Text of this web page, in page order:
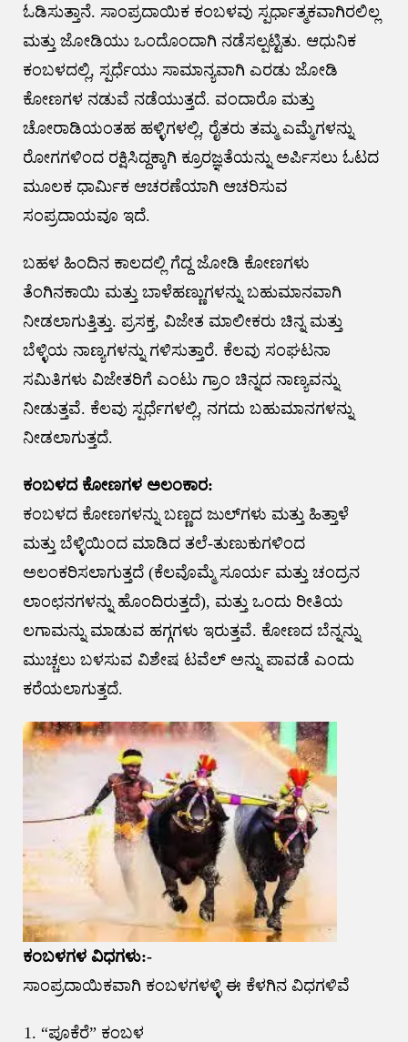
ಓಡಿಸುತ್ತಾನೆ. ಸಾಂಪ್ರದಾಯಿಕ ಕಂಬಳವು ಸ್ಪರ್ಧಾತ್ಮಕವಾಗಿರಲಿಲ್ಲ
ಮತ್ತು ಜೋಡಿಯು ಒಂದೊಂದಾಗಿ ನಡೆಸಲ್ಪಟ್ಟಿತು. ಆಧುನಿಕ
ಕಂಬಳದಲ್ಲಿ, ಸ್ಪರ್ಧೆಯು ಸಾಮಾನ್ಯವಾಗಿ ಎರಡು ಜೋಡಿ
ಕೋಣಗಳ ನಡುವೆ ನಡೆಯುತ್ತದೆ. ವಂದಾರೊ ಮತ್ತು
ಚೋರಾಡಿಯಂತಹ ಹಳ್ಳಿಗಳಲ್ಲಿ, ರೈತರು ತಮ್ಮ ಎಮ್ಮೆಗಳನ್ನು
ರೋಗಗಳಿಂದ ರಕ್ಷಿಸಿದ್ದಕ್ಕಾಗಿ ಕ್ರೂರಜ್ಞತೆಯನ್ನು ಅರ್ಪಿಸಲು ಓಟದ
ಮೂಲಕ ಧಾರ್ಮಿಕ ಆಚರಣೆಯಾಗಿ ಆಚರಿಸುವ
ಸಂಪ್ರದಾಯವೂ ಇದೆ.
ಬಹಳ ಹಿಂದಿನ ಕಾಲದಲ್ಲಿ ಗೆದ್ದ ಜೋಡಿ ಕೋಣಗಳು
ತೆಂಗಿನಕಾಯಿ ಮತ್ತು ಬಾಳೆಹಣ್ಣುಗಳನ್ನು ಬಹುಮಾನವಾಗಿ
ನೀಡಲಾಗುತ್ತಿತ್ತು. ಪ್ರಸಕ್ತ, ವಿಜೇತ ಮಾಲೀಕರು ಚಿನ್ನ ಮತ್ತು
ಬೆಳ್ಳಿಯ ನಾಣ್ಯಗಳನ್ನು ಗಳಿಸುತ್ತಾರೆ. ಕೆಲವು ಸಂಘಟನಾ
ಸಮಿತಿಗಳು ವಿಜೇತರಿಗೆ ಎಂಟು ಗ್ರಾಂ ಚಿನ್ನದ ನಾಣ್ಯವನ್ನು
ನೀಡುತ್ತವೆ. ಕೆಲವು ಸ್ಪರ್ಧೆಗಳಲ್ಲಿ, ನಗದು ಬಹುಮಾನಗಳನ್ನು
ನೀಡಲಾಗುತ್ತದೆ.
ಕಂಬಳದ ಕೋಣಗಳ ಅಲಂಕಾರ:
ಕಂಬಳದ ಕೋಣಗಳನ್ನು ಬಣ್ಣದ ಜುಲ್‌ಗಳು ಮತ್ತು ಹಿತ್ತಾಳೆ
ಮತ್ತು ಬೆಳ್ಳಿಯಿಂದ ಮಾಡಿದ ತಲೆ-ತುಣುಕುಗಳಿಂದ
ಅಲಂಕರಿಸಲಾಗುತ್ತದೆ (ಕೆಲವೊಮ್ಮೆ ಸೂರ್ಯ ಮತ್ತು ಚಂದ್ರನ
ಲಾಂಛನಗಳನ್ನು ಹೊಂದಿರುತ್ತದೆ), ಮತ್ತು ಒಂದು ರೀತಿಯ
ಲಗಾಮನ್ನು ಮಾಡುವ ಹಗ್ಗಗಳು ಇರುತ್ತವೆ. ಕೋಣದ ಬೆನ್ನನ್ನು
ಮುಚ್ಚಲು ಬಳಸುವ ವಿಶೇಷ ಟವೆಲ್ ಅನ್ನು ಪಾವಡೆ ಎಂದು
ಕರೆಯಲಾಗುತ್ತದೆ.
ಕಂಬಳಗಳ ವಿಧಗಳು:-
ಸಾಂಪ್ರದಾಯಿಕವಾಗಿ ಕಂಬಳಗಳಳ್ಳಿ ಈ ಕೆಳಗಿನ ವಿಧಗಳಿವೆ
“ಪೂಕೆರೆ” ಕಂಬಳ